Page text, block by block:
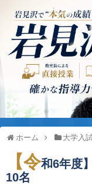
ホーム 大学入
【令和6年度
10名